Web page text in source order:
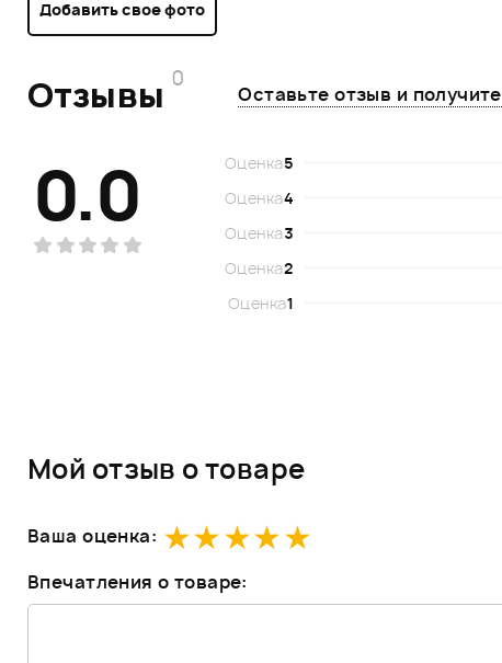
Добавить свое фото
Отзывы 0
Оставьте отзыв и получите
0.0 Оценка5
Оценка4
Оценка3
Оценка2
Оценка1
Мой отзыв о товаре
Ваша оценка:
Впечатления о товаре: